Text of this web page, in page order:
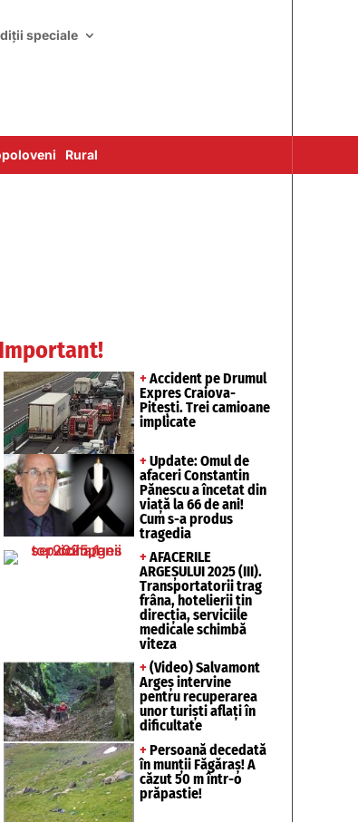
speciale
Rural
Important!
+ Accident pe Drumul
Expres Craiova-
Pitești. Trei camioane
implicate
+ Update: Omul de
afaceri Constantin
Pănescu a încetat din
viață la 66 de ani!
Cum s-a produs
tragedia
+ AFACERILE
ARGEȘULUI 2025 (III).
Transportatorii trag
frâna, hotelierii țin
direcția, serviciile
medicale schimbă
viteza
+ (Video) Salvamont
Argeș intervine
pentru recuperarea
unor turişti aflaţi în
dificultate
+ Persoană decedată
în munții Făgăraș! A
căzut 50 m într-o
prăpastie!